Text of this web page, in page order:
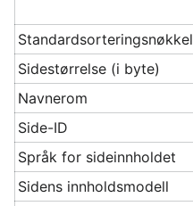
Standardsorteringsnøkkel
Sidestørrelse (i byte)
Navnerom
Side-ID
Språk for sideinnholdet
Sidens innholdsmodell